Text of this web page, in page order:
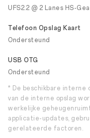
UFS2.2 @ 2 Lanes HS-
Telefoon Opslag Kaart
Ondersteund
USB OTG
Ondersteund
* De beschikbare interne
van de interne opslag
werkelijke
applicatie-updates,
gerelateerde factoren.